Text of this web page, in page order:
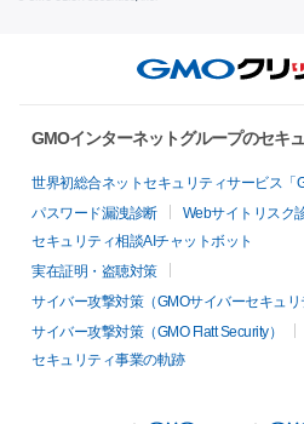
GMOインターネットグループのセキ
世界初総合ネットセキュリティサービス「
パスワード漏洩診断
Webサイトリスク
セキュリティ相談AIチャットボット
実在証明・盗聴対策
サイバー攻撃対策（GMOサイバーセキュリ
サイバー攻撃対策（GMO Flatt Security）
セキュリティ事業の軌跡